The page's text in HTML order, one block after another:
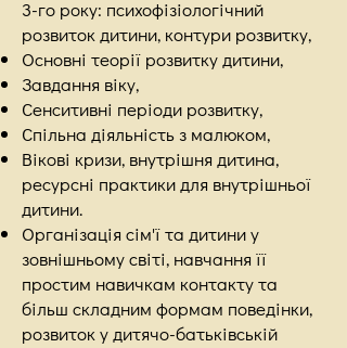
3-го року: психофізіологічний
розвиток дитини, контури розвитку,
Основні теорії розвитку дитини,
Завдання віку,
Сенситивні періоди розвитку,
Спільна діяльність з малюком,
Вікові кризи, внутрішня дитина,
ресурсні практики для внутрішньої
дитини.
Організація сім'ї та дитини у
зовнішньому світі, навчання її
простим навичкам контакту та
більш складним формам поведінки,
розвиток у дитячо-батьківській